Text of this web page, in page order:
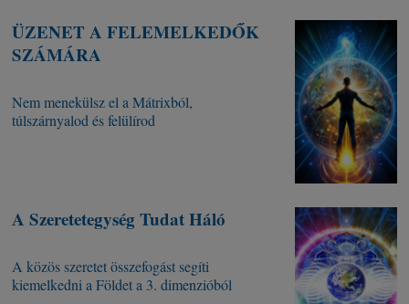
ÜZENET A FELEMELKEDŐK
SZÁMÁRA
Nem menekülsz el a Mátrixból,
túlszárnyalod és felülírod
A Szeretetegység Tudat Háló
A közös szeretet összefogást segíti
kiemelkedni a Földet a 3. dimenzióból